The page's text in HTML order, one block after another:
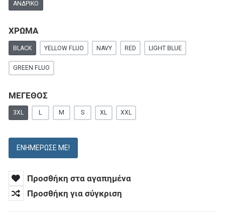
ΑΝΔΡΙΚΌ
ΧΡΩΜΑ
BLACK YELLOW FLUO NAVY RED LIGHT BLUE
GREEN FLUO
ΜΕΓΕΘΟΣ
3XL L M S XL XXL
ΕΝΗΜΈΡΩΣΕ ΜΕ!
Προσθήκη στα αγαπημένα
Προσθήκη για σύγκριση